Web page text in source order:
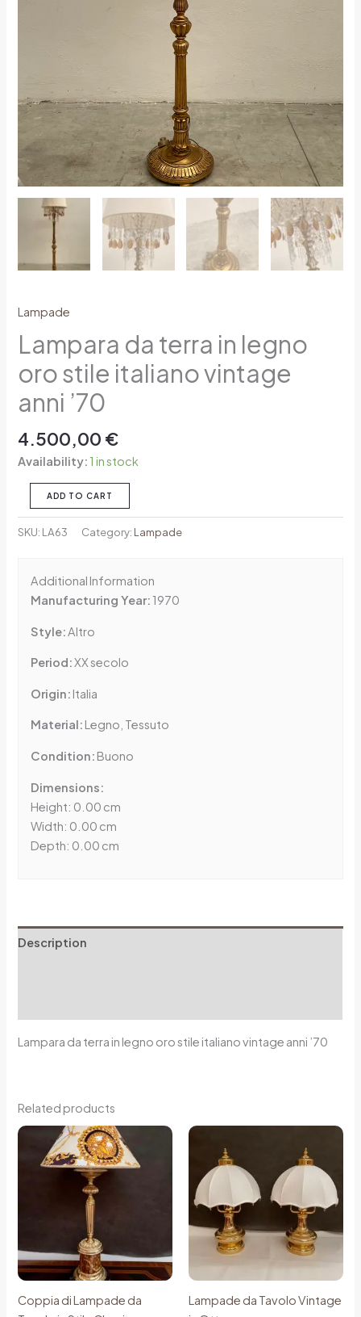
Lampade
Lampara da terra in legno
oro stile italiano vintage
anni ’70
4.500,00 €
Availability:1 in stock
ADD TO CART
SKU: LA63 Category: Lampade
Additional Information
Manufacturing Year:1970
Style:Altro
Period:XX secolo
Origin: Italia
Material: Legno, Tessuto
Condition: Buono
Dimensions:
Height: 0.00 cm
Width: 0.00 cm
Depth: 0.00 cm
Description
Lampara da terra in legno oro stile italiano vintage anni ’70
Related products
Coppia di Lampade da
Lampade da Tavolo Vintage